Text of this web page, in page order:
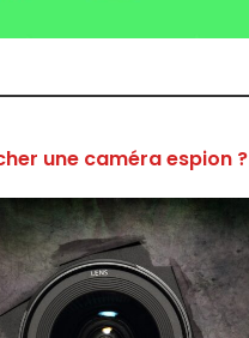
une caméra espion ?